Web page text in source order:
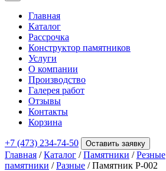
Главная
Каталог
Рассрочка
Конструктор памятников
Услуги
О компании
Производство
Галерея работ
Отзывы
Контакты
Корзина
+7 (473) 234-74-50 Оставить заявку
Главная /Каталог /Памятники /Резные
памятники /Разные / Памятник Р-002